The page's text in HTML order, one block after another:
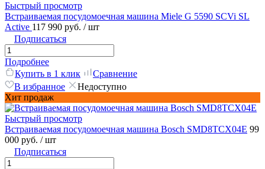
Быстрый просмотр
Встраиваемая посудомоечная машина Miele G 5590 SCVi SL
Active 117 990 руб. / шт
Подписаться
Подробнее
Купить в 1 клик
Сравнение
В избранное
Недоступно
Хит продаж
Быстрый просмотр
Встраиваемая посудомоечная машина Bosch SMD8TCX04E 99
000 руб. / шт
Подписаться